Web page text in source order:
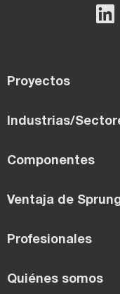
Proyectos
Industrias/
Componentes
Ventaja de
Profesionales
Quiénes somos